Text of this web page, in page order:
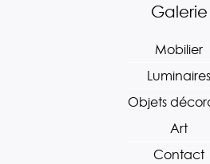
Galerie
Mobilier
Luminaires
Objets
Art
Contact